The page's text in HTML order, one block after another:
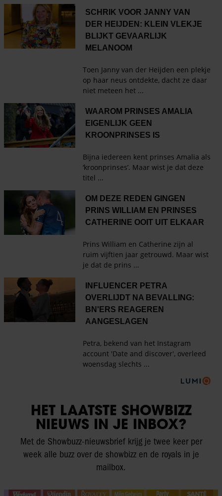
HET LAATSTE SHOWBIZZ
NIEUWS IN JE INBOX?
Met de Showbuzz-nieuwsbrief krijg je twee keer per
week alle buzz over de showbizz en de royals in je
mailbox.